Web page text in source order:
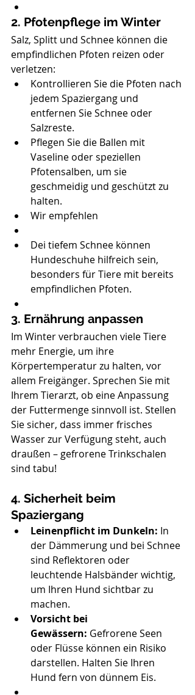
2. Pfotenpflege im Winter
Salz, Splitt und Schnee können die
empfindlichen Pfoten reizen oder
verletzen:
Kontrollieren Sie die Pfoten nach
jedem Spaziergang und
entfernen Sie Schnee oder
Salzreste.
Pflegen Sie die Ballen mit
Vaseline oder speziellen
Pfotensalben, um sie
geschmeidig und geschützt zu
halten.
Wir empfehlen
Dei tiefem Schnee können
Hundeschuhe hilfreich sein,
besonders für Tiere mit bereits
empfindlichen Pfoten.
3. Ernährung anpassen
Im Winter verbrauchen viele Tiere
mehr Energie, um ihre
Körpertemperatur zu halten, vor
allem Freigänger. Sprechen Sie mit
Ihrem Tierarzt, ob eine Anpassung
der Futtermenge sinnvoll ist. Stellen
Sie sicher, dass immer frisches
Wasser zur Verfügung steht, auch
draußen – gefrorene Trinkschalen
sind tabu!
4. Sicherheit beim
Spaziergang
Leinenpflicht im Dunkeln: In
der Dämmerung und bei Schnee
sind Reflektoren oder
leuchtende Halsbänder wichtig,
um Ihren Hund sichtbar zu
machen.
Vorsicht bei
Gewässern: Gefrorene Seen
oder Flüsse können ein Risiko
darstellen. Halten Sie Ihren
Hund fern von dünnem Eis.